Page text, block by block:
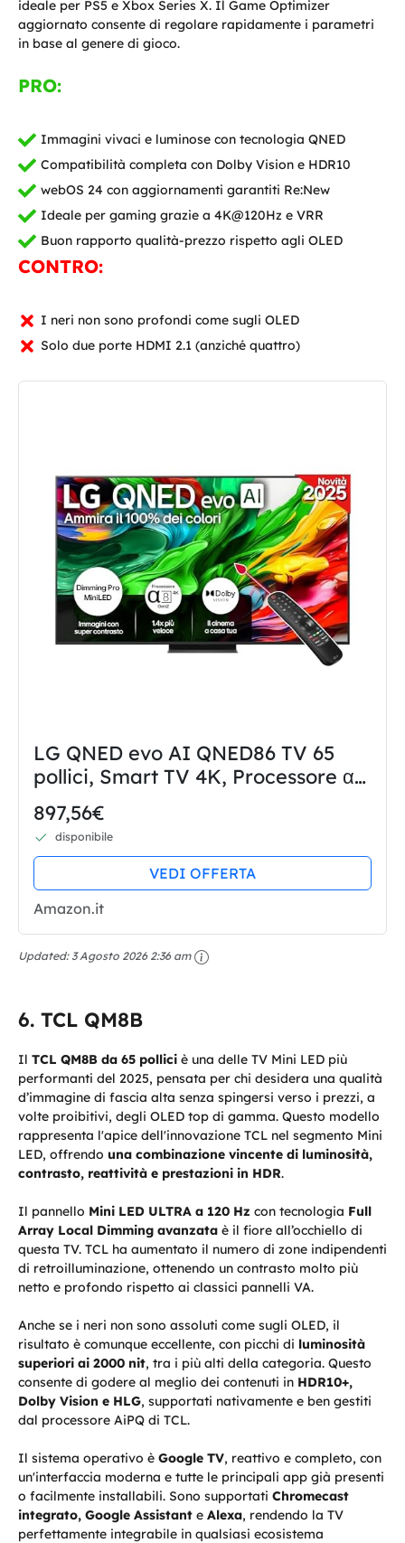
ideale per PS5 e Xbox Series X. Il Game Optimizer
aggiornato consente di regolare rapidamente i parametri
in base al genere di gioco.
PRO:
Immagini vivaci e luminose con tecnologia QNED
Compatibilità completa con Dolby Vision e HDR10
webOS 24 con aggiornamenti garantiti Re:New
Ideale per gaming grazie a 4K@120Hz e VRR
Buon rapporto qualità-prezzo rispetto agli OLED
CONTRO:
I neri non sono profondi come sugli OLED
Solo due porte HDMI 2.1 (anziché quattro)
LG QNED evo AI QNED86 TV 65
pollici, Smart TV 4K, Processore α8
Gen2, Dimming Pro con MiniLED,
webOS e telecomando puntatore
con AI, Dolby Vision, Gaming con...
897,56€
disponibile
VEDI OFFERTA
Amazon.it
Updated:3 Agosto 2026 2:36 am
TCL QM8B
Il TCL QM8B da 65 pollici è una delle TV Mini LED più
performanti del 2025, pensata per chi desidera una qualità
d’immagine di fascia alta senza spingersi verso i prezzi, a
volte proibitivi, degli OLED top di gamma. Questo modello
rappresenta l'apice dell'innovazione TCL nel segmento Mini
LED, offrendo una combinazione vincente di luminosità,
contrasto, reattività e prestazioni in HDR.
Il pannello Mini LED ULTRA a 120 Hz con tecnologia Full
Array Local Dimming avanzata è il fiore all’occhiello di
questa TV. TCL ha aumentato il numero di zone indipendenti
di retroilluminazione, ottenendo un contrasto molto più
netto e profondo rispetto ai classici pannelli VA.
Anche se i neri non sono assoluti come sugli OLED, il
risultato è comunque eccellente, con picchi di luminosità
superiori ai 2000 nit, tra i più alti della categoria. Questo
consente di godere al meglio dei contenuti in HDR10+,
Dolby Vision e HLG, supportati nativamente e ben gestiti
dal processore AiPQ di TCL.
Il sistema operativo è Google TV, reattivo e completo, con
un'interfaccia moderna e tutte le principali app già presenti
o facilmente installabili. Sono supportati Chromecast
integrato, Google Assistant e Alexa, rendendo la TV
perfettamente integrabile in qualsiasi ecosistema